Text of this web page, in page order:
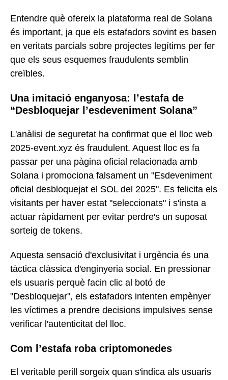
Entendre què ofereix la plataforma real de Solana
és important, ja que els estafadors sovint es basen
en veritats parcials sobre projectes legítims per fer
que els seus esquemes fraudulents semblin
creïbles.
Una imitació enganyosa: l’estafa de
“Desbloquejar l’esdeveniment Solana”
L'anàlisi de seguretat ha confirmat que el lloc web
2025-event.xyz és fraudulent. Aquest lloc es fa
passar per una pàgina oficial relacionada amb
Solana i promociona falsament un "Esdeveniment
oficial desbloquejat el SOL del 2025". Es felicita els
visitants per haver estat "seleccionats" i s'insta a
actuar ràpidament per evitar perdre's un suposat
sorteig de tokens.
Aquesta sensació d'exclusivitat i urgència és una
tàctica clàssica d'enginyeria social. En pressionar
els usuaris perquè facin clic al botó de
"Desbloquejar", els estafadors intenten empènyer
les víctimes a prendre decisions impulsives sense
verificar l'autenticitat del lloc.
Com l’estafa roba criptomonedes
El veritable perill sorgeix quan s'indica als usuaris